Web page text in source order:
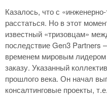
Казалось, что с
расстаться. Но в этот
известный «тризовцам»
последствие Gen3 Partners
временем мировым лидером
заказу. Указанный
прошлого века. Он начал
консалтинговые проекты,